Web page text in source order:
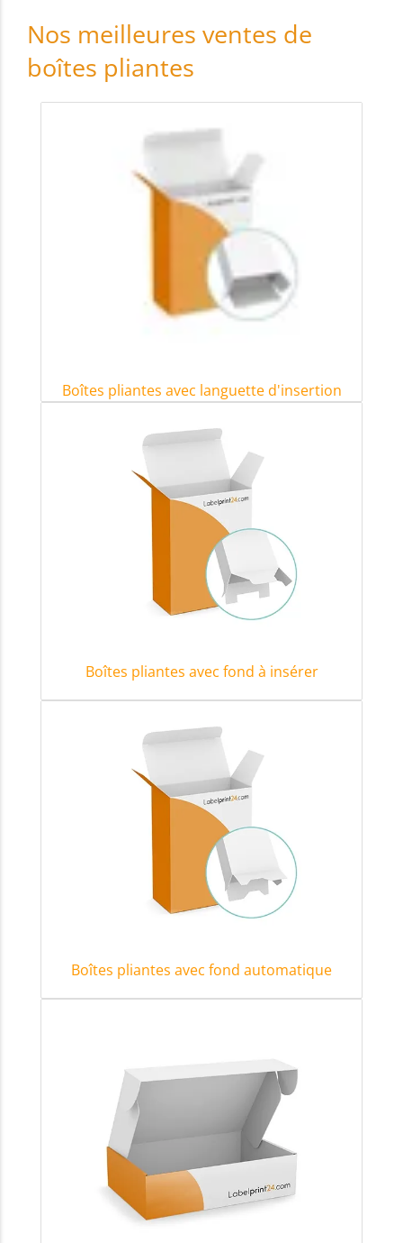
Nos meilleures ventes de
boîtes pliantes
Boîtes pliantes avec languette d'insertion
Boîtes pliantes avec fond à insérer
Boîtes pliantes avec fond automatique